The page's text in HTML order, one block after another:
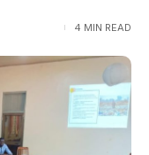
4 MIN READ